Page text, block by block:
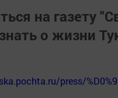
на газету
о жизни
press/